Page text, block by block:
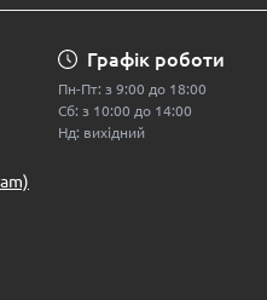
Графік роботи
Пн-Пт: з 9:00 до 18:00
Сб: з 10:00 до 14:00
Нд: вихідний